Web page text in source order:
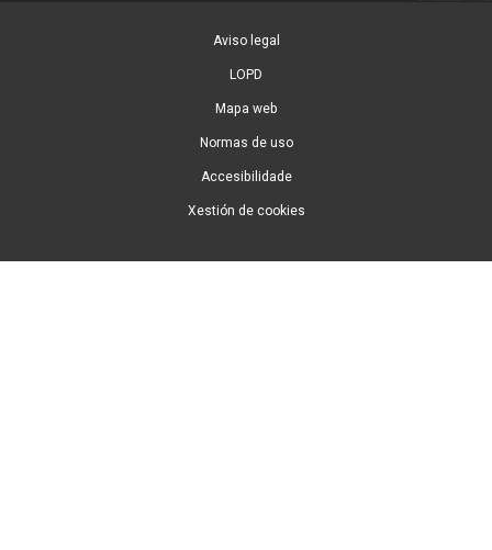
Aviso legal
LOPD
Mapa web
Normas de uso
Accesibilidade
Xestión de cookies